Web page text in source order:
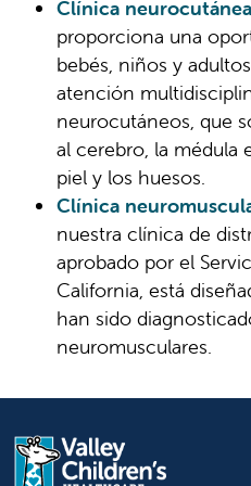
Clínica
proporciona una
bebés, niños y
atención
neurocutáneos, que
al cerebro, la médula
piel y los huesos.
Clínica
nuestra clínica de
aprobado por el
California, está
han sido
neuromusculares.